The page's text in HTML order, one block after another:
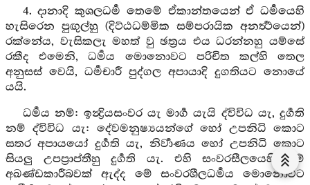
4. දානාදි කුශලධර්‍ම තෙමේ ඒකාන්තයෙන් ඒ ධර්‍මයෙහි
හැසිරෙන පුඟුල්හු (දිට්ඨධම්මික සම්පරායික අනර්‍ත්‍ථයෙන්)
රක්නේය, වැසිකලැ මහත් වු ඡත්‍රය එය ධරන්නහු යම්සේ
රකීද එමෙනි, ධර්‍මය මොනොවට පරිචිත කල්හි තෙල
අනුසස් වෙයි, ධර්‍මචාරී පුද්ගල අපායාදි දුගතියට නොයේ
යයි.
ධර්‍මය නම්: ඉන්‍ද්‍රියසංවර යැ මාර්‍ග යැයි ද්විවිධ යැ, දුර්‍ගති
නම් ද්විවිධ යැ: දේවමනුෂ්‍යයන්ගේ හෝ උපනිධි කොට
සතර අපායයෝ දුර්‍ගති යැ, නිර්‍වාණය හෝ උපනිධි කොට
සියලු උපප්‍රාප්තීහු දුර්‍ගති යැ. එහි සංවරසීලයෙහි යම්
අඛණ්ඩකාරීබවක් ඇද්ද මේ සංවරශීලධර්‍මය මොනොවට